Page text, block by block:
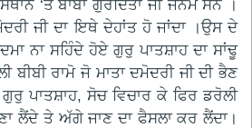
‘ਤੇ ਬਾਬਾ ਗੁਰਦਿਤਾ ਜੀ ਜਨਮੇ ਸਨ ।
ਜੀ ਦਾ ਇਥੇ ਦੇਹਾਂਤ ਹੋ ਜਾਂਦਾ ।ਉਸ ਦੇ
ਨਾ ਸਹਿੰਦੇ ਹੋਏ ਗੁਰੁ ਪਾਤਸ਼ਾਹ ਦਾ ਸਾਂਢੂ
ਬੀਬੀ ਰਾਮੋ ਜੋ ਮਾਤਾ ਦਮੋਦਰੀ ਜੀ ਦੀ ਭੈਣ
ਪਾਤਸ਼ਾਹ, ਸੋਚ ਵਿਚਾਰ ਕੇ ਫਿਰ ਡਰੋਲੀ
ਲੈਂਦੇ ਤੇ ਅੱਗੇ ਜਾਣ ਦਾ ਫੈਸਲਾ ਕਰ ਲੈਂਦਾ।